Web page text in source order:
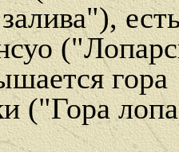
гора
("Гора